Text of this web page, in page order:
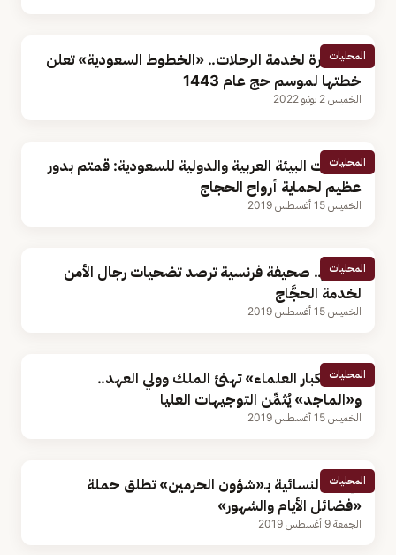
المحليات14 طائرة لخدمة الرحلات.. «الخطوط السعودية» تعلن
خطتها لموسم حج عام 1443
الخميس 2 يونيو 2022
المحليات
منظمات البيئة العربية والدولية للسعودية: قمتم بدور
عظيم لحماية أرواح الحجاج
الخميس 15 أغسطس 2019
المحليات
بالصور.. صحيفة فرنسية ترصد تضحيات رجال الأمن
لخدمة الحجَّاج
الخميس 15 أغسطس 2019
المحليات
هيئة «كبار العلماء» تهنئ الملك وولي العهد..
و«الماجد» يُثمِّن التوجيهات العليا
الخميس 15 أغسطس 2019
المحليات
الإدارة النسائية بـ«شؤون الحرمين» تطلق حملة
«فضائل الأيام والشهور»
الجمعة 9 أغسطس 2019